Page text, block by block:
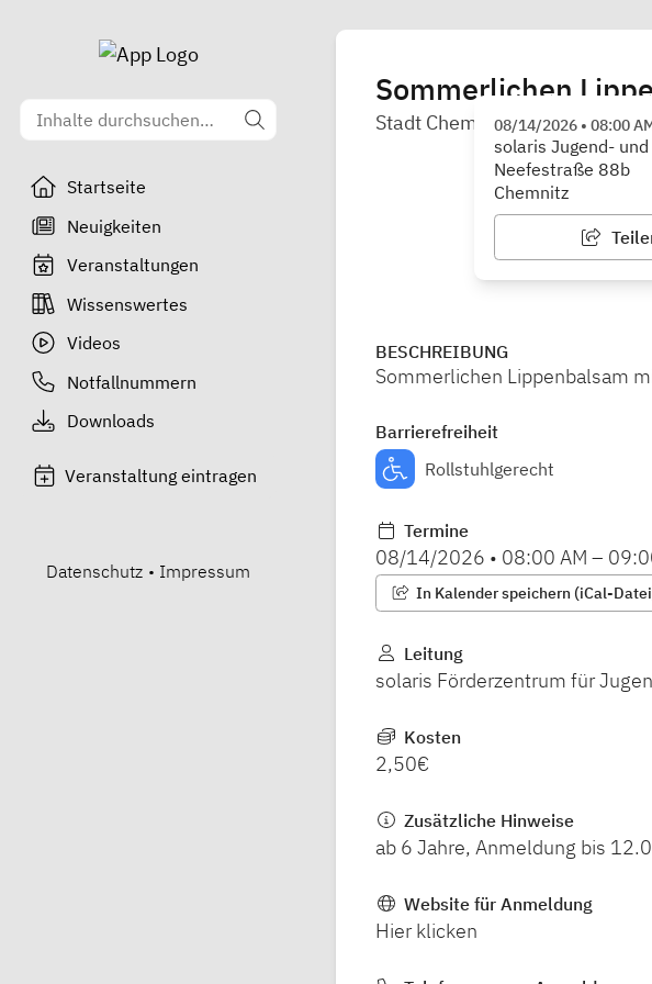
Startseite
Neuigkeiten
Veranstaltungen
Wissenswertes
Videos
Notfallnummern
Downloads
Veranstaltung eintragen
Datenschutz • Impressum
Sommerlichen
Stadt Chemnitz08/14/2026 • 08:00
solaris Jugend-
Neefestraße 88b
Chemnitz
BESCHREIBUNG
Sommerlichen Lippenbalsam
Barrierefreiheit
Rollstuhlgerecht
Termine
08/14/2026 • 08:00 AM –
In Kalender speichern (iCal-
Leitung
solaris Förderzentrum für
Kosten
2,50€
Zusätzliche Hinweise
ab 6 Jahre, Anmeldung bis
Website für Anmeldung
Hier klicken